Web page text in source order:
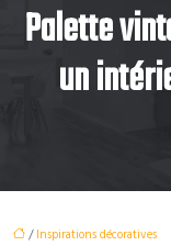
Palette
un
/Inspirations décoratives